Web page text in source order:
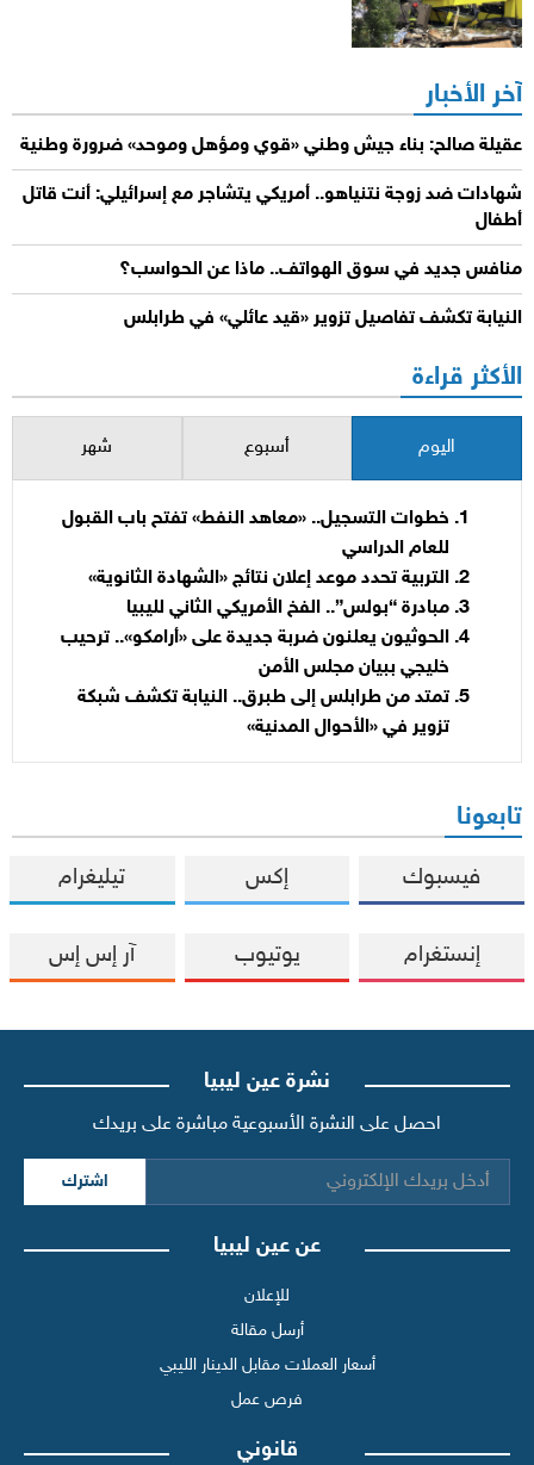
آخر الأخبار
عقيلة صالح: بناء جيش وطني «قوي ومؤهل وموحد» ضرورة وطنية
شهادات ضد زوجة نتنياهو.. أمريكي يتشاجر مع إسرائيلي: أنت قاتل
أطفال
منافس جديد في سوق الهواتف.. ماذا عن الحواسب؟
النيابة تكشف تفاصيل تزوير «قيد عائلي» في طرابلس
الأكثر قراءة
اليوم أسبوع شهر
خطوات التسجيل.. «معاهد النفط» تفتح باب القبول
للعام الدراسي
التربية تحدد موعد إعلان نتائج «الشهادة الثانوية»
مبادرة “بولس”.. الفخ الأمريكي الثاني لليبيا
الحوثيون يعلنون ضربة جديدة على «أرامكو».. ترحيب
خليجي ببيان مجلس الأمن
تمتد من طرابلس إلى طبرق.. النيابة تكشف شبكة
تزوير في «الأحوال المدنية»
تابعونا
فيسبوك إكس تيليغرام
إنستغرام يوتيوب آر إس إس
نشرة عين ليبيا
احصل على النشرة الأسبوعية مباشرة على بريدك
اشترك
عن عين ليبيا
للإعلان
أرسل مقالة
أسعار العملات مقابل الدينار الليبي
فرص عمل
قانوني